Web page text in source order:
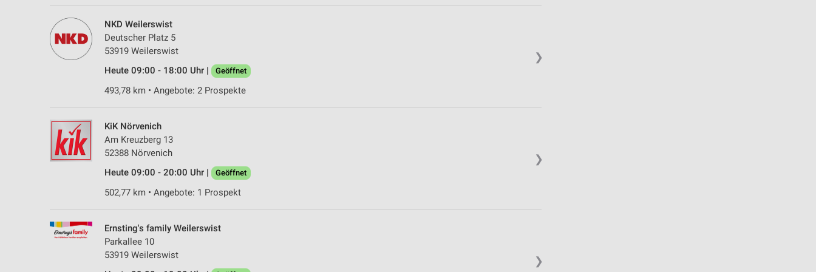
❯
NKD Weilerswist
Deutscher Platz 5
53919 Weilerswist
Heute 09:00 - 18:00 Uhr |
Geöffnet
493,78 km • Angebote: 2 Prospekte
❯
KiK Nörvenich
Am Kreuzberg 13
52388 Nörvenich
Heute 09:00 - 20:00 Uhr |
Geöffnet
502,77 km • Angebote: 1 Prospekt
❯
Ernsting's family Weilerswist
Parkallee 10
53919 Weilerswist